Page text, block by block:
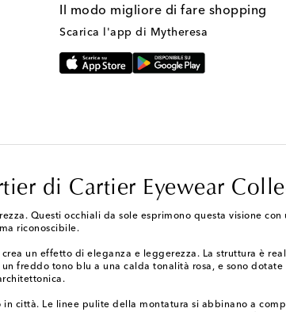
Il modo migliore di fare shopping
Scarica l'app di Mytheresa
di Cartier Eyewear
Questi occhiali da sole esprimono questa visione
riconoscibile.
un effetto di eleganza e leggerezza. La struttura è
freddo tono blu a una calda tonalità rosa, e sono
città. Le linee pulite della montatura si abbinano a